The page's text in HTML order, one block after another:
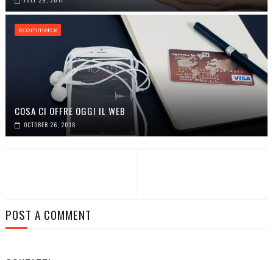
ecommerce
COSA CI OFFRE OGGI IL WEB
OCTOBER 26, 2016
POST A COMMENT